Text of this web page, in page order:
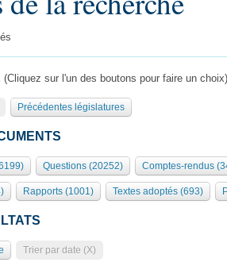
autres organes
de l'Assemblée
l'Assemblée
des Présidents Bureau Collège des
clés
palais Bourbon
(Cliquez sur l'un des boutons pour faire un choix)
Précédentes législatures
Questions (20252) Comptes-rendus
Rapports (1001) Textes adoptés (693)
Trier par date (X)